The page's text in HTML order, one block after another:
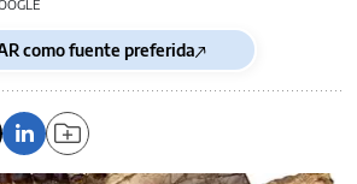
como fuente preferida